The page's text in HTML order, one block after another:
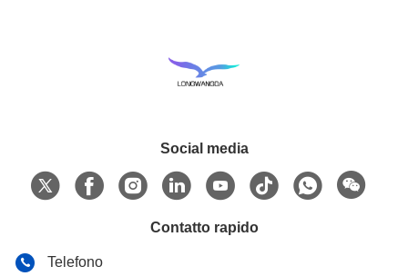
Social media
Contatto rapido
Telefono